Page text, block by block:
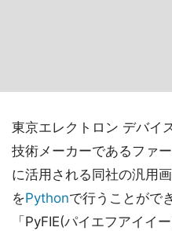
東京エレクトロン デバイ
技術メーカーであるファ
に活用される同社の汎用
をPythonで行うことがで
「PyFIE(パイエフアイイ